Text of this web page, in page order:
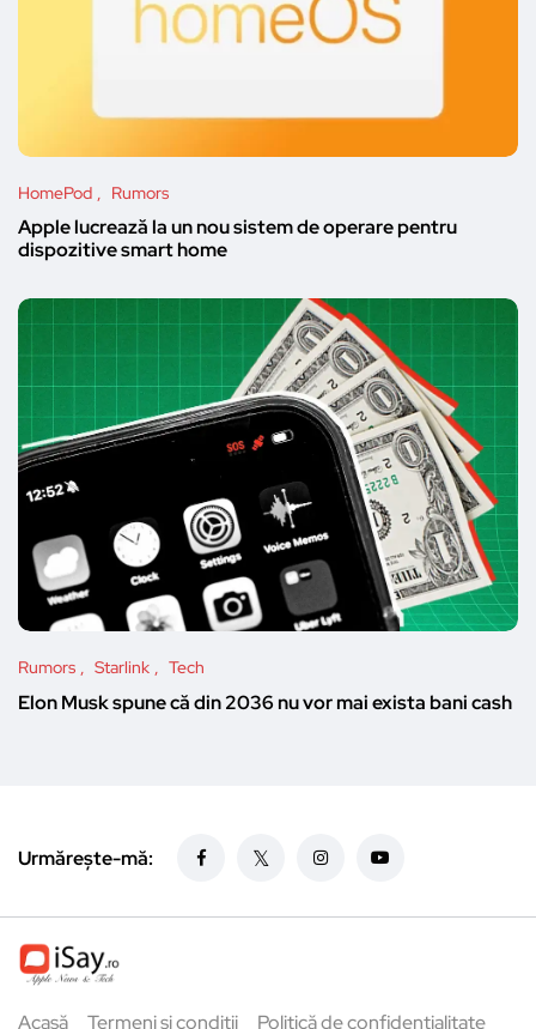
HomePod Rumors
Apple lucrează la un nou sistem de operare pentru
dispozitive smart home
Rumors Starlink Tech
Elon Musk spune că din 2036 nu vor mai exista bani cash
Urmărește-mă:
Acasă Termeni și condiții Politică de confidențialitate